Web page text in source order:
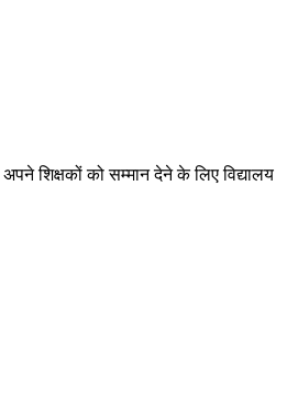
शिक्षकों को सम्मान देने के लिए विद्यालय